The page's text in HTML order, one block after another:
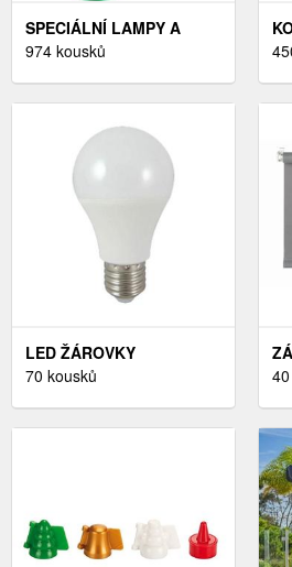
SPECIÁLNÍ LAMPY A
SVÍTIDLA
974 kousků
LED ŽÁROVKY
E27,VYBAVENÍ A
70 kousků